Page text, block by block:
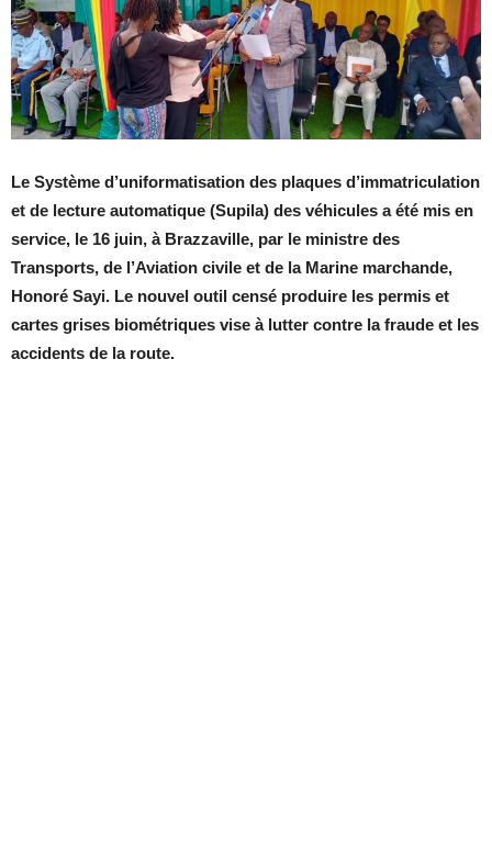
Le Système d’uniformatisation des plaques d’immatriculation
et de lecture automatique (Supila) des véhicules a été mis en
service, le 16 juin, à Brazzaville, par le ministre des
Transports, de l’Aviation civile et de la Marine marchande,
Honoré Sayi. Le nouvel outil censé produire les permis et
cartes grises biométriques vise à lutter contre la fraude et les
accidents de la route.